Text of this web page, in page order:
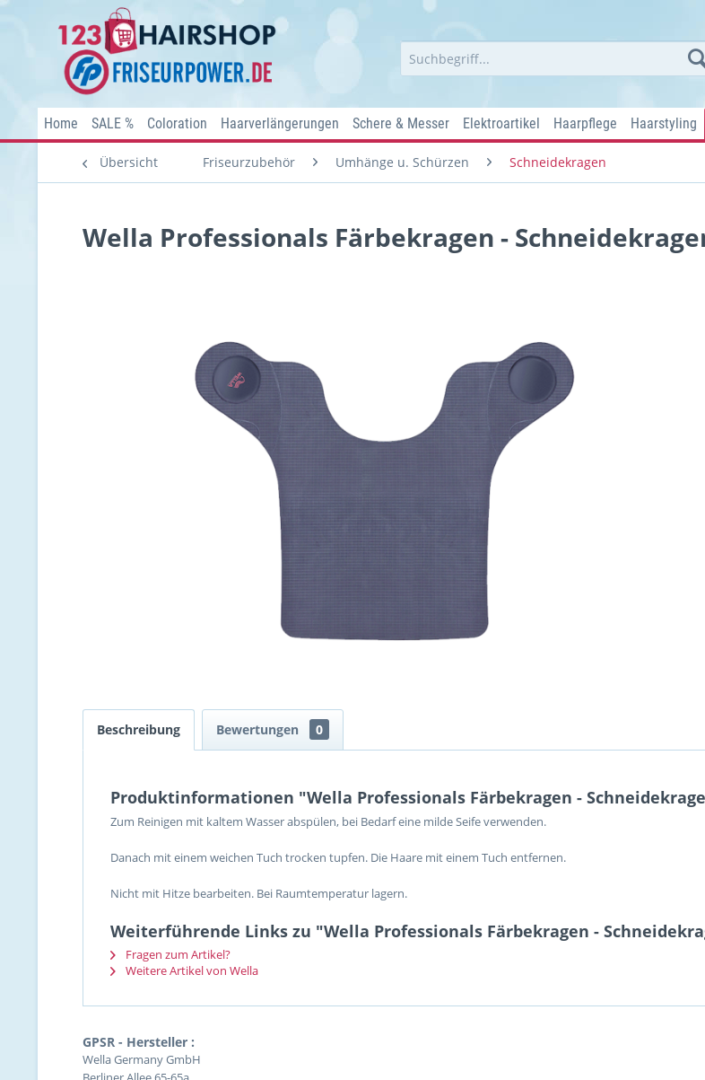
Home SALE % Coloration Haarverlängerungen Schere & Messer Elektroartikel Haarpflege Haarstyling
Übersicht Friseurzubehör Umhänge u. Schürzen Schneidekragen
Wella Professionals Färbekragen -
Beschreibung Bewertungen 0
Produktinformationen "Wella Professionals Färbekragen -
Zum Reinigen mit kaltem Wasser abspülen, bei Bedarf eine milde Seife verwenden.
Danach mit einem weichen Tuch trocken tupfen. Die Haare mit einem Tuch entfernen.
Nicht mit Hitze bearbeiten. Bei Raumtemperatur lagern.
Weiterführende Links zu "Wella Professionals Färbekragen -
Fragen zum Artikel?
Weitere Artikel von Wella
GPSR - Hersteller :
Wella Germany GmbH